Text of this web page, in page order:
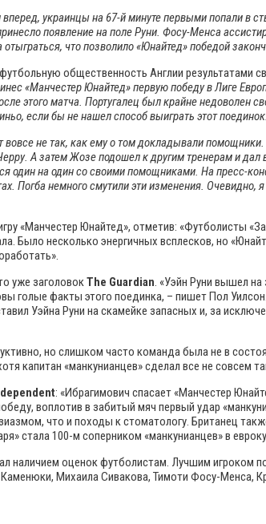
украинцы на 67-й минуте первыми попали в
появление на поле Руни. Фосу-Менса
что позволило «Юнайтед» победой
общественность Англии результатами
«Манчестер Юнайтед» первую победу в Лиге
этого матча. Португалец был крайне
если бы не нашел способ выиграть этот
не так, как ему о том докладывали
А затем Жозе подошел к другим тренерам и дал
один на один со своими помощниками. На пресс-
Погба немного смутили эти изменения.
«Манчестер Юнайтед», отметив: «Футболисты
Было несколько энергичных всплесков, но
уже заголовокThe Guardian. «Уэйн Руни вышел
голые факты этого поединка, – пишет Пол
Уэйна Руни на скамейке запасных и, за
но слишком часто команда была не в
капитан «манкунианцев» сделал все не совсем
: «Ибрагимович спасает «Манчестер
воплотив в забитый мяч первый удар
что и походы к стоматологу. Британец
стала 100-м соперником «манкунианцев» в
наличием оценок футболистам. Лучшим игроком
Михаила Сивакова, Тимоти Фосу-Менса,